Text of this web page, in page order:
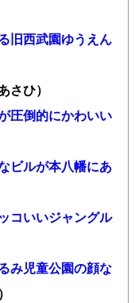
旧西武園ゆうえん
さひ）
圧倒的にかわいい
ビルが本八幡にあ
コいいジャングル
み児童公園の顔な